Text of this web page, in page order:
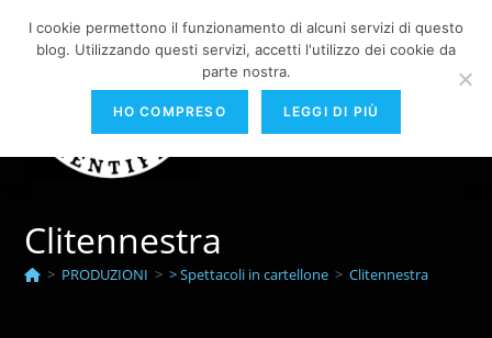
contenuto
Menu
Clitennestra
> PRODUZIONI > > Spettacoli in cartellone > Clitennestra
I cookie permettono il funzionamento di alcuni servizi di questo
blog. Utilizzando questi servizi, accetti l'utilizzo dei cookie da
parte nostra.
HO COMPRESO LEGGI DI PIÙ